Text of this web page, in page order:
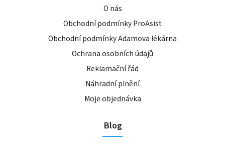
O nás
Obchodní podmínky ProAsist
Obchodní podmínky Adamova lékárna
Ochrana osobních údajů
Reklamační řád
Náhradní plnění
Moje objednávka
Blog